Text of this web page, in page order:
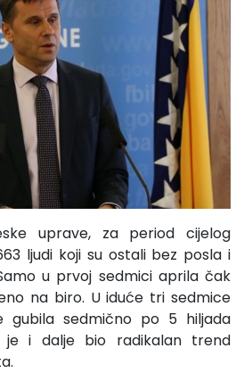
uprave, za period cijelog
ljudi koji su ostali bez posla i
u prvoj sedmici aprila čak
na biro. U iduće tri sedmice
gubila sedmično po 5 hiljada
je i dalje bio radikalan trend